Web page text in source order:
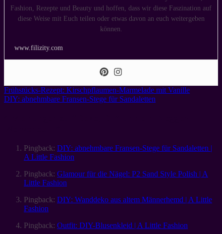
Fashion, Rezepte und Beauty und hoffen, dass wir diese Faszination auf
diese Weise mit Euch teilen oder etwas davon an euch weitergeben
können.
www.filizity.com
Frühstücks-Rezept: Kirschpflaumen-Marmelade mit Vanille
DIY: abnehmbare Fransen-Stege für Sandaletten
Pingback: DIY: abnehmbare Fransen-Stege für Sandaletten |
A Little Fashion
Pingback: Glamour für die Nägel: P2 Sand Style Polish | A
Little Fashion
Pingback: DIY: Wanddeko aus altem Männerhemd | A Little
Fashion
Pingback: Outfit: DIY-Blusenkleid | A Little Fashion